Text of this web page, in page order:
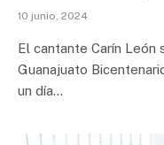
10 junio, 2024
El cantante Carín León
Guanajuato
un día…